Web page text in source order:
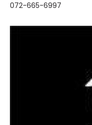
072-665-6997